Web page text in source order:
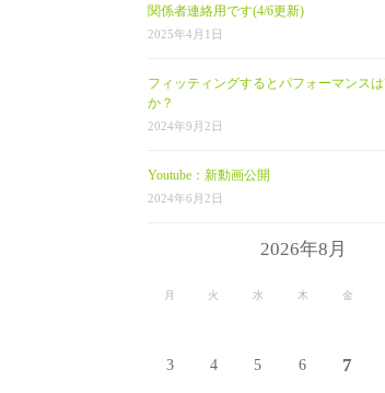
関係者連絡用です(4/6更新)
2025年4月1日
フィッティングするとパフォーマンス
か？
2024年9月2日
Youtube：新動画公開
2024年6月2日
2026年8月
月 火 水 木 金
3 4 5 6 7